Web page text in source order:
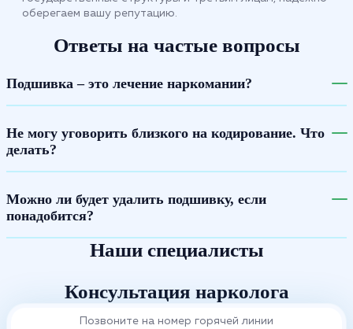
оберегаем вашу репутацию.
Ответы на частые вопросы
Подшивка – это лечение наркомании?
Не могу уговорить близкого на кодирование. Что
делать?
Можно ли будет удалить подшивку, если
понадобится?
Наши специалисты
Консультация нарколога
Позвоните на номер горячей линии